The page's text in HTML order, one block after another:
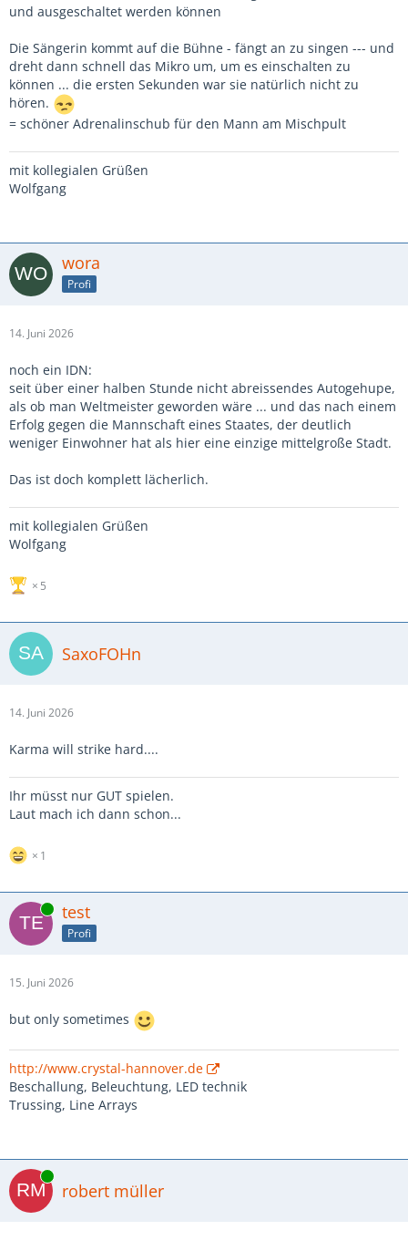
und ausgeschaltet werden können
Die Sängerin kommt auf die Bühne - fängt an zu singen --- und
dreht dann schnell das Mikro um, um es einschalten zu
können ... die ersten Sekunden war sie natürlich nicht zu
hören.
= schöner Adrenalinschub für den Mann am Mischpult
mit kollegialen Grüßen
Wolfgang
wora
Profi
14. Juni 2026
noch ein IDN:
seit über einer halben Stunde nicht abreissendes Autogehupe,
als ob man Weltmeister geworden wäre ... und das nach einem
Erfolg gegen die Mannschaft eines Staates, der deutlich
weniger Einwohner hat als hier eine einzige mittelgroße Stadt.
Das ist doch komplett lächerlich.
mit kollegialen Grüßen
Wolfgang
5
SaxoFOHn
14. Juni 2026
Karma will strike hard....
Ihr müsst nur GUT spielen.
Laut mach ich dann schon...
1
Online test
Profi
15. Juni 2026
but only sometimes
http://www.crystal-hannover.de
Beschallung, Beleuchtung, LED technik
Trussing, Line Arrays
Online
robert müller